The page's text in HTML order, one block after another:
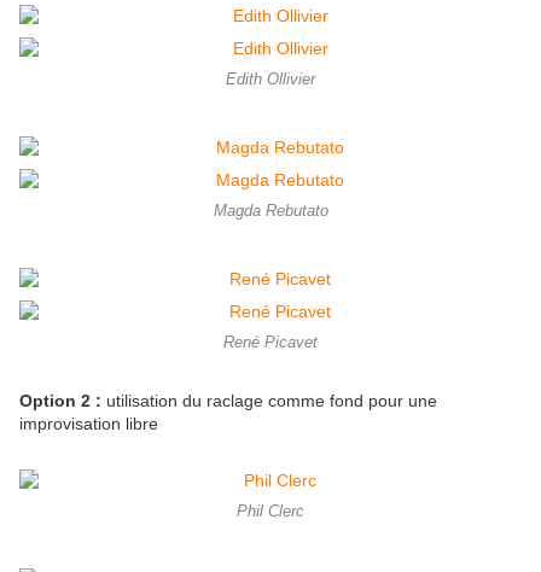
Edith Ollivier
Magda Rebutato
René Picavet
Option 2 : utilisation du raclage comme fond pour une
improvisation libre
Phil Clerc